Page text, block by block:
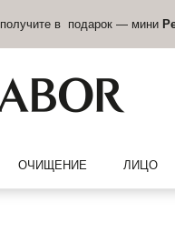
получите в подарок — мини
ОЧИЩЕНИЕ ЛИЦО